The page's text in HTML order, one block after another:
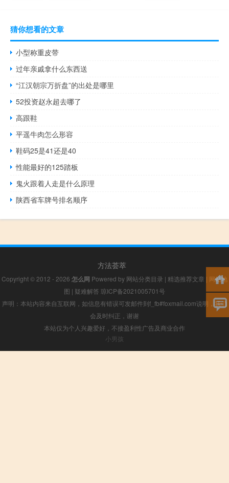
猜你想看的文章
小型称重皮带
过年亲戚拿什么东西送
“江汉朝宗万折盘”的出处是哪里
52投资赵永超去哪了
高跟鞋
平遥牛肉怎么形容
鞋码25是41还是40
性能最好的125踏板
鬼火跟着人走是什么原理
陕西省车牌号排名顺序
方法荟萃
Copyright © 2012 - 2026 怎么网 Powered by 网站分类目录 | 精选推荐文章 | 网站地
图 | 疑难解答 琼ICP备2021005701号
声明：本站内容来自互联网，如信息有错误可发邮件到f_fb#foxmail.com说明，我们
会及时纠正，谢谢
本站仅为个人兴趣爱好，不接盈利性广告及商业合作
小男孩